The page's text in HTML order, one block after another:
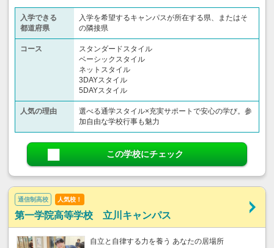
入学できる
都道府県
入学を希望するキャンパスが所在する県、またはそ
の隣接県
コース
スタンダードスタイル
ベーシックスタイル
ネットスタイル
3DAYスタイル
5DAYスタイル
人気の理由
選べる通学スタイル×充実サポートで安心の学び。参
加自由な学校行事も魅力
この学校にチェック
通信制高校 人気校！
第一学院高等学校 立川キャンパス
自立と自律する力を養う あなたの居場所